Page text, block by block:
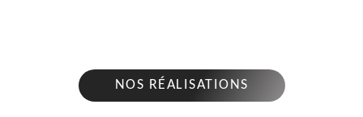
NOS RÉALISATIONS